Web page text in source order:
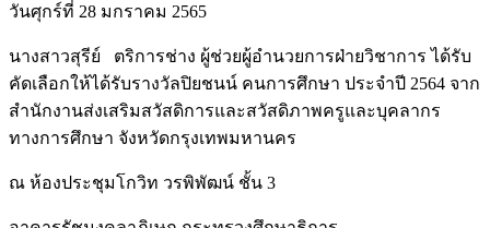
วันศุกร์ที่ 28 มกราคม 2565
นางสาวสุรีย์ ตริการช่าง ผู้ช่วยผู้อำนวยการฝ่ายวิชาการ ได้รับ
คัดเลือกให้ได้รับรางวัลปิยชนน์ คนการศึกษา ประจำปี 2564 จาก
สำนักงานส่งเสริมสวัสดิการและสวัสดิภาพครูและบุคลากร
ทางการศึกษา จังหวัดกรุงเทพมหานคร
ณ ห้องประชุมโกวิท วรพิพัฒน์ ชั้น 3